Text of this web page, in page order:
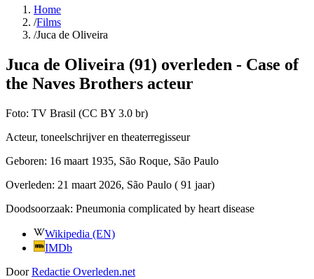
Home
/Films
/Juca de Oliveira
Juca de Oliveira (91) overleden - Case of
the Naves Brothers acteur
Foto: TV Brasil (CC BY 3.0 br)
Acteur, toneelschrijver en theaterregisseur
Geboren: 16 maart 1935, São Roque, São Paulo
Overleden: 21 maart 2026, São Paulo ( 91 jaar)
Doodsoorzaak: Pneumonia complicated by heart disease
Wikipedia (EN)
IMDb
Door Redactie Overleden.net